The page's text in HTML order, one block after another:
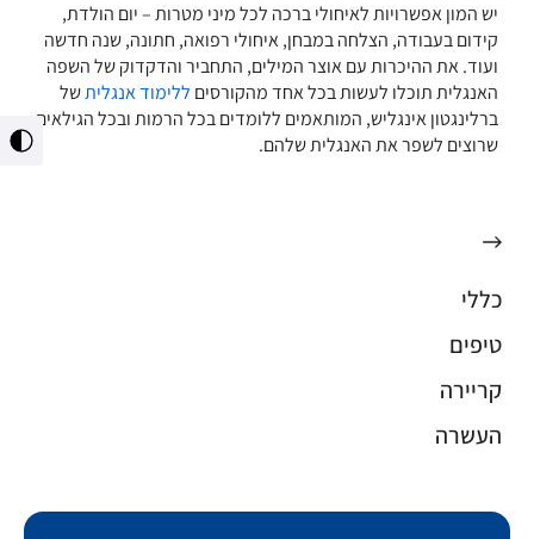
כללי
טיפים
קריירה
העשרה
יש המון אפשרויות לאיחולי ברכה לכל מיני מטרות – יום הולדת,
קידום בעבודה, הצלחה במבחן, איחולי רפואה, חתונה, שנה חדשה
ועוד. את ההיכרות עם אוצר המילים, התחביר והדקדוק של השפה
האנגלית תוכלו לעשות בכל אחד מהקורסים ללימוד אנגליתשל
ברלינגטון אינגליש, המותאמים ללומדים בכל הרמות ובכל הגילאים
שרוצים לשפר את האנגלית שלהם.